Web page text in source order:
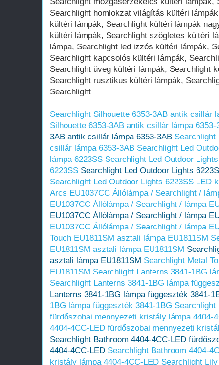
Searchlight Silhouette 6353-3AB antik csillár
Silhouette 6353-3AB antik csillár lámpa 6353-
3AB antik csillár lámpa 6353-3AB Searchlight
csillár lámpa 6353-3AB Searchlight Led
lámpa 6223SS Searchlight Led Outdoor
6223SS Searchlight Led Outdoor Lights
Searchlight Led Outdoor Lights 6223SS LED
Arcs EU1037CC Állólámpa / Searchlight /
EU1037CC Állólámpa / Searchlight / lámpa
EU1037CC Állólámpa / Searchlight / lámpa
EU1037CC Állólámpa / Searchlight / lámpa
Touch EU1811SM asztali lámpa EU1811SM
EU1811SM asztali lámpa EU1811SM
asztali lámpa EU1811SM Searchlight Metal
EU1811SM Searchlight Lanterns 3841-1BG
Searchlight Lanterns 3841-1BG lámpa
Lanterns 3841-1BG lámpa függeszték 3841-
1BG lámpa függeszték 3841-1BG Searchlight
fürdőszobai mennyezeti kristály lámpa 4404-
4404-4CC-LED fürdőszobai mennyezeti
Searchlight Bathroom 4404-4CC-LED
4404-4CC-LED Searchlight Bathroom 4404-
kristály lámpa 4404-4CC-LED Searchlight